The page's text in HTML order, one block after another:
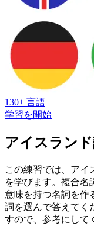
130+ 言語
学習を開始
アイスラン
この練習では、アイ
を学びます。複合名
意味を持つ名詞を作
詞を選んで答えてく
すので、参考にして